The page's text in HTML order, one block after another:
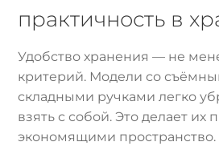
практичность в
Удобство хранения — не
критерий. Модели со
складными ручками легко
взять с собой. Это делает их
экономящими пространство.